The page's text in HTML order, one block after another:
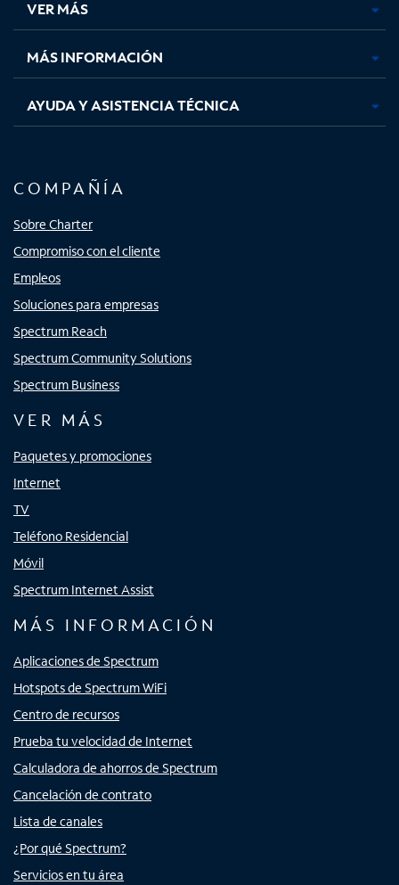
pestaña
nueva
pestaña
nueva
pestaña
nuevanueva
VER MÁS
MÁS INFORMACIÓN
AYUDA Y ASISTENCIA TÉCNICA
COMPAÑÍA
Sobre Charter
Compromiso con el cliente
Empleos
Soluciones para empresas
Spectrum Reach
Spectrum Community Solutions
Spectrum Business
VER MÁS
Paquetes y promociones
Internet
TV
Teléfono Residencial
Móvil
Spectrum Internet Assist
MÁS INFORMACIÓN
Aplicaciones de Spectrum
Hotspots de Spectrum WiFi
Centro de recursos
Prueba tu velocidad de Internet
Calculadora de ahorros de Spectrum
Cancelación de contrato
Lista de canales
¿Por qué Spectrum?
Servicios en tu área